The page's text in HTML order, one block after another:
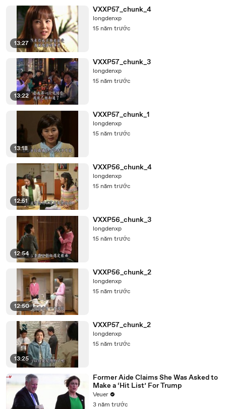
13:27
VXXP57_chunk_4
longdenxp
15 năm trước
13:22
VXXP57_chunk_3
longdenxp
15 năm trước
13:18
VXXP57_chunk_1
longdenxp
15 năm trước
12:51
VXXP56_chunk_4
longdenxp
15 năm trước
12:54
VXXP56_chunk_3
longdenxp
15 năm trước
12:50
VXXP56_chunk_2
longdenxp
15 năm trước
13:25
VXXP57_chunk_2
longdenxp
15 năm trước
Former Aide Claims She Was Asked to
Make a ‘Hit List’ For Trump
Veuer
3 năm trước